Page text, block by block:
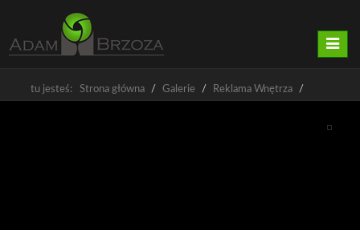
tu jesteś: Strona główna Galerie Reklama Wnętrza